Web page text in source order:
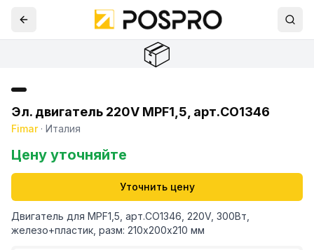
📦
Эл. двигатель 220V MPF1,5, арт.CO1346
Fimar· Италия
Цену уточняйте
Уточнить цену
Двигатель для MPF1,5, арт.CO1346, 220V, 300Вт,
железо+пластик, разм: 210х200х210 мм